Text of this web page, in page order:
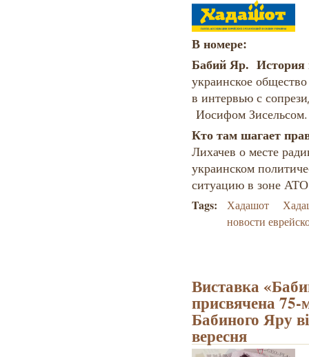
В номере:
Бабий Яр. История
украинское
в интервью с
Иосифом
Кто там шагает
Лихачев о месте
украинском
ситуацию в зоне
Tags: Хадашот
новости
Виставка
присвячена 75-
Бабиного Яру
вересня